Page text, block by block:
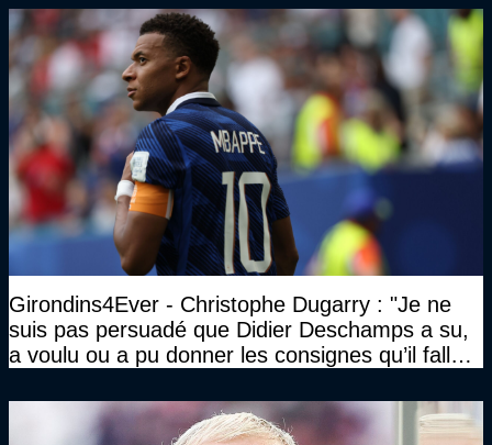
quelque chose d’assez incroyable"
Girondins4Ever - Christophe Dugarry : "Je ne
suis pas persuadé que Didier Deschamps a su,
a voulu ou a pu donner les consignes qu’il fallait